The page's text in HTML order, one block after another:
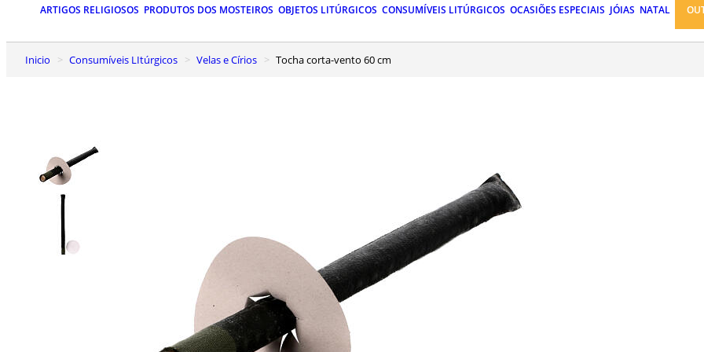
ARTIGOS RELIGIOSOS PRODUTOS DOS MOSTEIROS OBJETOS LITÚRGICOS CONSUMÍVEIS LITÚRGICOS OCASIÕES ESPECIAIS JÓIAS NATAL
Inicio Consumíveis LItúrgicos Velas e Círios Tocha corta-vento 60 cm